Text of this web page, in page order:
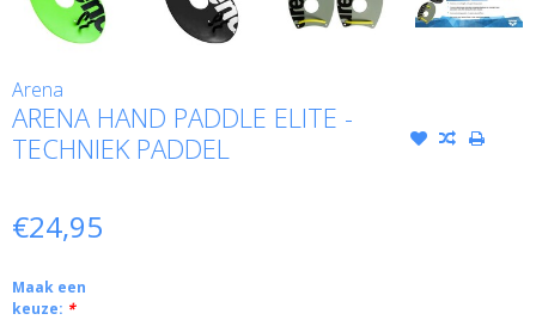
Arena
ARENA HAND PADDLE ELITE -
TECHNIEK PADDEL
€24,95
Maak een
keuze: *